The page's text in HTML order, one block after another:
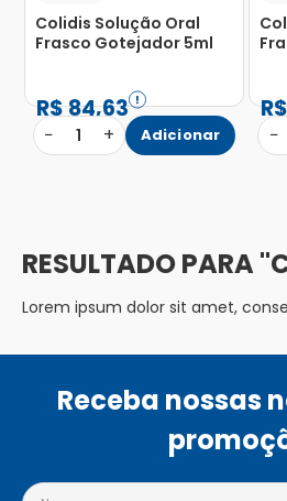
Colidis Solução Oral
Frasco Gotejador 5ml
R$84,63
− 1 + Adicionar
R$
−
Lorem ipsum dolor sit amet,
Receba nossas